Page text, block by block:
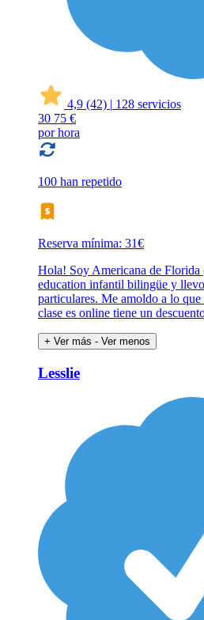
4,9 (42) | 128 servicios
30 75 €
por hora
100 han repetido
Reserva mínima: 31€
Hola! Soy Americana de
education infantil bilingüe y
particulares. Me amoldo a lo
clase es online tiene un
+ Ver más - Ver menos
Lesslie